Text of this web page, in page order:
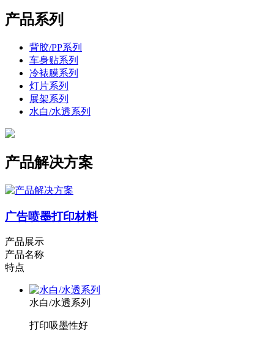
产品系列
背胶/PP系列
车身贴系列
冷裱膜系列
灯片系列
展架系列
水白/水透系列
产品解决方案
广告喷墨打印材料
产品展示
产品名称
特点
水白/水透系列
打印吸墨性好